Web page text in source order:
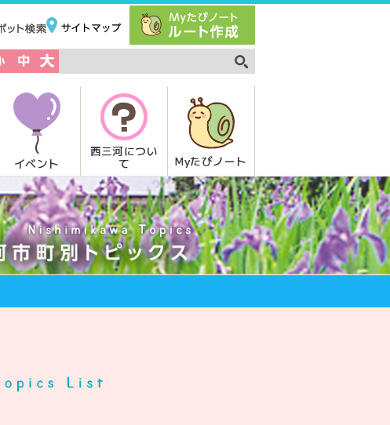
イベント
西三河につい
て
Myたびノート